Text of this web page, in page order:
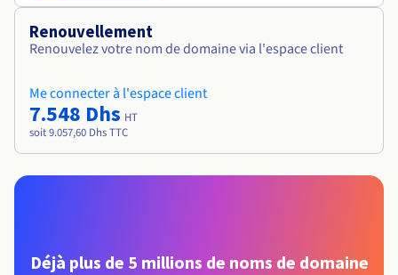
Renouvellement
Renouvelez votre nom de domaine via l'espace client
Me connecter à l'espace client
7.548 Dhs HT
soit 9.057,60 Dhs TTC
Déjà plus de 5 millions de noms de domaine